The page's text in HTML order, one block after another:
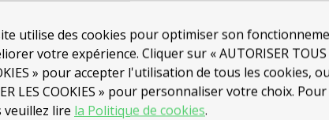
utilise des cookies pour optimiser son
votre expérience. Cliquer sur « AUTORISER TOUS
» pour accepter l'utilisation de tous les cookies,
LES COOKIES » pour personnaliser votre choix.
veuillez lire la Politique de cookies.
Vos hébergements
groupes ?